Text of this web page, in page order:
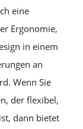
eine
Ergonomie,
in einem
an
Wenn Sie
der flexibel,
dann bietet